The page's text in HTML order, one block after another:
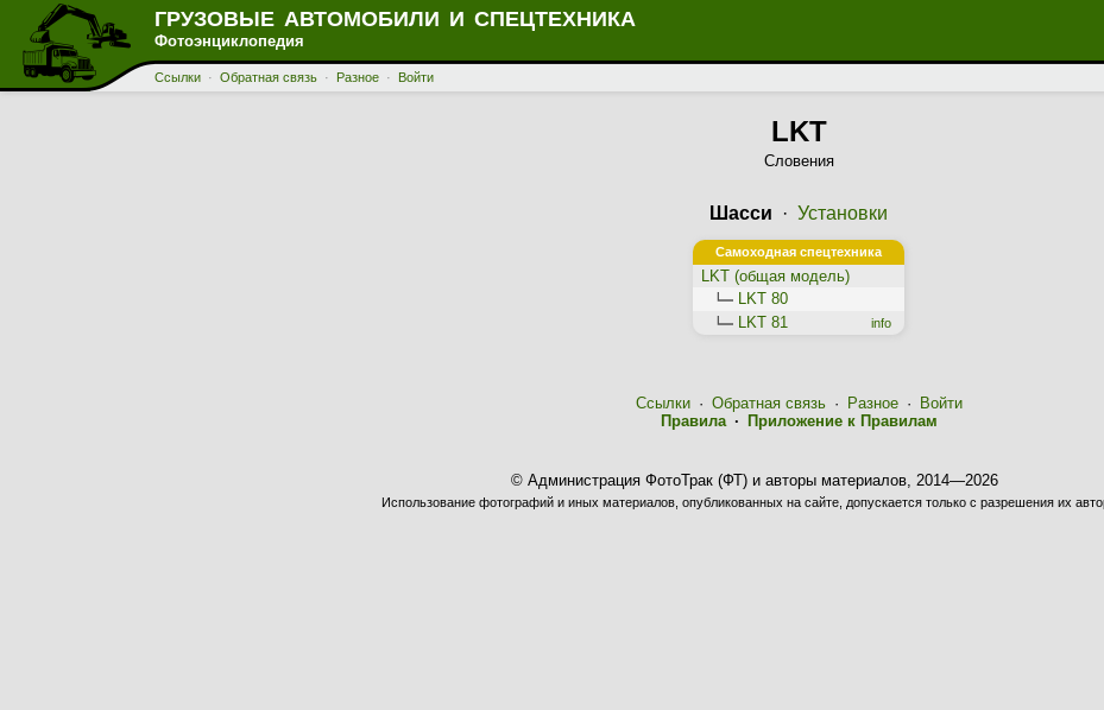
ГРУЗОВЫЕ АВТОМОБИЛИ И СПЕЦТЕХНИКА
Фотоэнциклопедия
Ссылки · Обратная связь · Разное · Войти
LKT
Словения
Шасси · Установки
Самоходная спецтехника
LKT (общая модель)
LKT 80
LKT 81
info
Ссылки· Обратная связь· Разное·
Войти
Правила· Приложение к Правилам
© Администрация ФотоТрак (ФТ) и авторы материалов, 2014—2026
Использование фотографий и иных материалов, опубликованных на сайте, допускается только с разрешения их